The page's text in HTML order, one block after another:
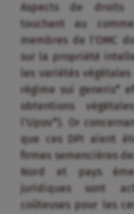
Aspects de droits
touchant au
membres de l’OMC
sur la propriété
les variétés
régime sui generis*
obtentions
l’Upov*). Or
que ces DPI aient
firmes semencières
Nord et pays
juridiques sont
coûteuses pour les